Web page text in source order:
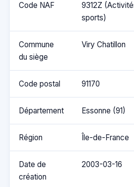
Code NAF
9312Z
sports)
Commune
du siège
Viry Chatillon
Code postal 91170
Département Essonne (91)
Région Île-de-France
Date de
création
2003-03-16